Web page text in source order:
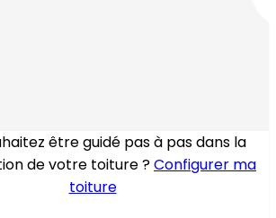
être guidé pas à pas dans la
de votre toiture ?Configurer ma
toiture